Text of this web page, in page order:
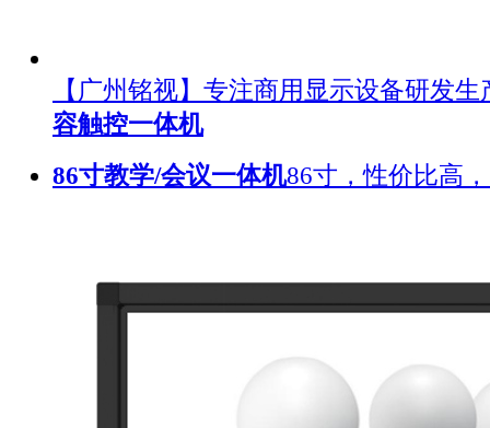
【广州铭视】专注商用显示设备研发
容触控一体机
86寸教学/会议一体机86寸，性价比高